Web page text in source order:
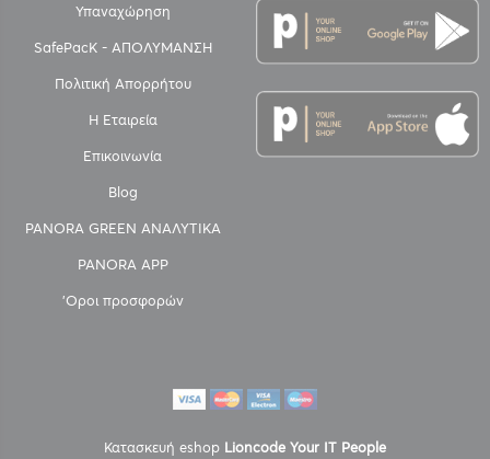
Υπαναχώρηση
SafePacK - ΑΠΟΛΥΜΑΝΣΗ
Πολιτική Απορρήτου
Η Εταιρεία
Επικοινωνία
Blog
PANORA GREEN ΑΝΑΛΥΤΙΚΑ
PANORA APP
'Οροι προσφορών
Κατασκευή eshop Lioncode Your IT People